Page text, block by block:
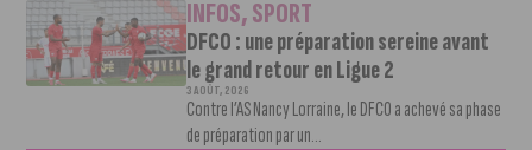
INFOS,SPORT
DFCO : une préparation sereine avant
le grand retour en Ligue 2
3 AOÛT, 2026
Contre l’AS Nancy Lorraine, le DFCO a achevé sa phase
de préparation par un...